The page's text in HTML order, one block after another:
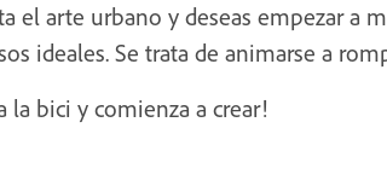
el arte urbano y deseas empezar a
ideales. Se trata de animarse a
la bici y comienza a crear!